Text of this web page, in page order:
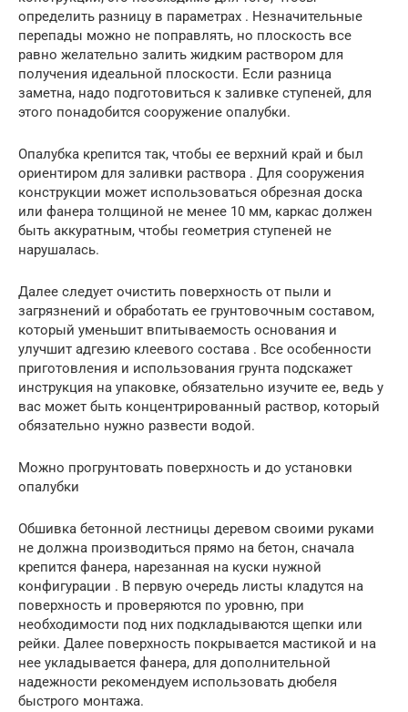
определить разницу в параметрах . Незначительные
перепады можно не поправлять, но плоскость все
равно желательно залить жидким раствором для
получения идеальной плоскости. Если разница
заметна, надо подготовиться к заливке ступеней, для
этого понадобится сооружение опалубки.
Опалубка крепится так, чтобы ее верхний край и был
ориентиром для заливки раствора . Для сооружения
конструкции может использоваться обрезная доска
или фанера толщиной не менее 10 мм, каркас должен
быть аккуратным, чтобы геометрия ступеней не
нарушалась.
Далее следует очистить поверхность от пыли и
загрязнений и обработать ее грунтовочным составом,
который уменьшит впитываемость основания и
улучшит адгезию клеевого состава . Все особенности
приготовления и использования грунта подскажет
инструкция на упаковке, обязательно изучите ее, ведь у
вас может быть концентрированный раствор, который
обязательно нужно развести водой.
Можно прогрунтовать поверхность и до установки
опалубки
Обшивка бетонной лестницы деревом своими руками
не должна производиться прямо на бетон, сначала
крепится фанера, нарезанная на куски нужной
конфигурации . В первую очередь листы кладутся на
поверхность и проверяются по уровню, при
необходимости под них подкладываются щепки или
рейки. Далее поверхность покрывается мастикой и на
нее укладывается фанера, для дополнительной
надежности рекомендуем использовать дюбеля
быстрого монтажа.